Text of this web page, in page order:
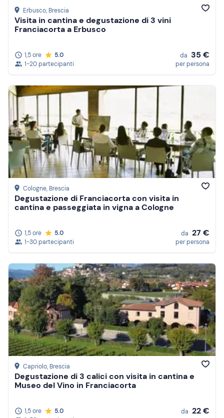
Erbusco, Brescia
Visita in cantina e degustazione di 3 vini
Franciacorta a Erbusco
1,5 ore
5.0
1-20 partecipanti
da 35 €
per persona
Cologne, Brescia
Degustazione di Franciacorta con visita in
cantina e passeggiata in vigna a Cologne
1,5 ore
5.0
1-30 partecipanti
da 27 €
per persona
Capriolo, Brescia
Degustazione di 3 calici con visita in cantina e
Museo del Vino in Franciacorta
1,5 ore
5.0
da 22 €